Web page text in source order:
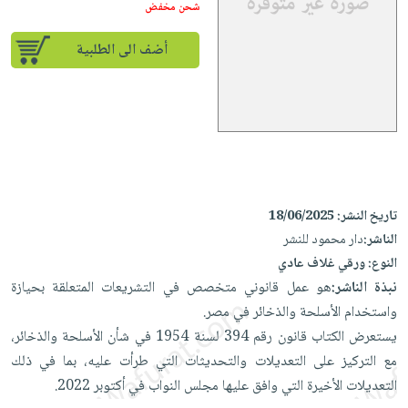
إختياراتنا
يتكرر
iKitab
على
Android
تحميل
iKitab
على
Apple
أسئلة
على
masmu3
على
Apple
وسائل
القراءة
جوائز
تعليمية
أجهزة
العناية
الشخصية
العناية
وتصفيف
الشعر
العناية
بالجسم
المطبخ
والسفرة
جديد
الكل
أواني
الطهي
أدوات
متجر
الهدايا
أقسام
شحن مخفض
أضف الى الطلبية
تاريخ النشر:18/06/2025
الناشر:دار محمود للنشر
النوع:ورقي غلاف عادي
نبذة الناشر:هو عمل قانوني متخصص في التشريعات المتعلقة بحيازة
واستخدام الأسلحة والذخائر في مصر.
يستعرض الكتاب قانون رقم 394 لسنة 1954 في شأن الأسلحة والذخائر،
مع التركيز على التعديلات والتحديثات التي طرأت عليه، بما في ذلك
التعديلات الأخيرة التي وافق عليها مجلس النواب في أكتوبر 2022.